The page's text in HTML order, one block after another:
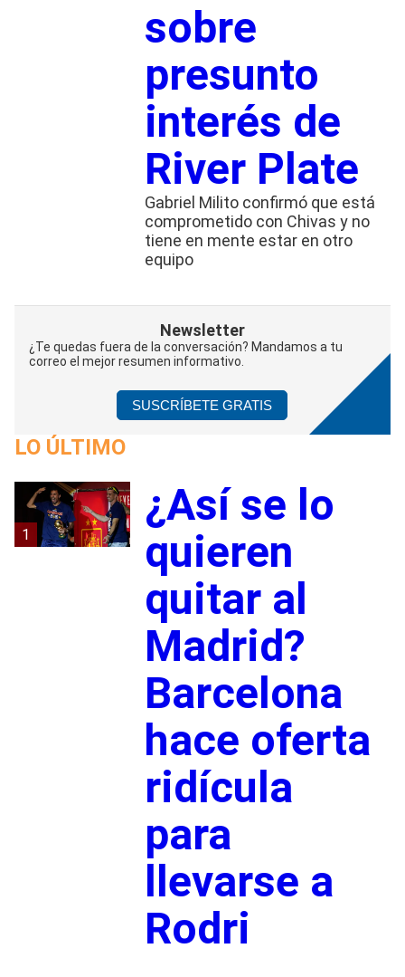
sobre
presunto
interés de
River Plate
Gabriel Milito confirmó que está
comprometido con Chivas y no
tiene en mente estar en otro
equipo
Newsletter
¿Te quedas fuera de la conversación? Mandamos a tu
correo el mejor resumen informativo.
SUSCRÍBETE GRATIS
LO ÚLTIMO
1
¿Así se lo
quieren
quitar al
Madrid?
Barcelona
hace oferta
ridícula
para
llevarse a
Rodri